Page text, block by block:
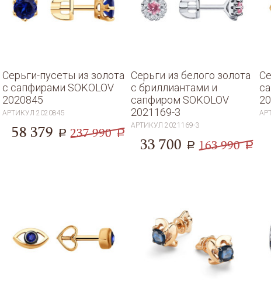
Серьги-пусеты из золота
с сапфирами SOKOLOV
2020845
АРТИКУЛ2020845
58 379 a 237 990 a
Серьги из белого золота
с бриллиантами и
сапфиром SOKOLOV
2021169-3
АРТИКУЛ2021169-3
33 700 a 163 990 a